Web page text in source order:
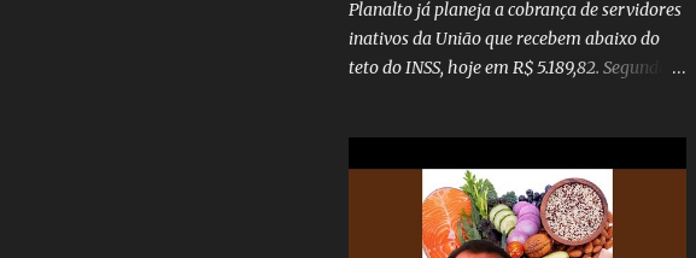
Planalto já planeja a cobrança de servidores
inativos da União que recebem abaixo do
teto do INSS, hoje em R$ 5.189,82. Segundo
Atualmente, os inativos da União recolhem
11% sobre o que vai além do teto do INSS. A
ideia é aumentar o percentual de